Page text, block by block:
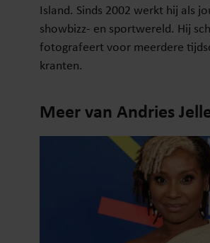
Island. Sinds 2002 werkt hij als
showbizz- en sportwereld. Hij
fotografeert voor meerdere
kranten.
Meer van Andries